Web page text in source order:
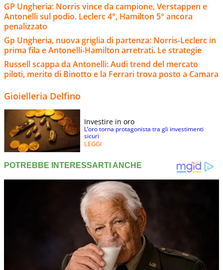
GP Ungheria: Norris vince da campione, Verstappen e
Antonelli sul podio. Leclerc 4°, Hamilton 5° ancora
penalizzato
Gp Ungheria, nuova griglia di partenza: Norris-Leclerc in
prima fila e Antonelli-Hamilton arretrati. Le strategie
Russell scappa da Antonelli: Audi trend del mercato
piloti, merito di Binotto e la Ferrari trova posto a Camara
Gioielleria Delfino
Investire in oro
L’oro torna protagonista tra gli investimenti
sicuri
LEGGI